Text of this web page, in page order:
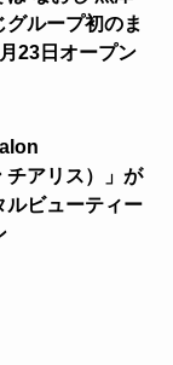
ループ初のま
23日オープン
アリス）」が
ルビューティー